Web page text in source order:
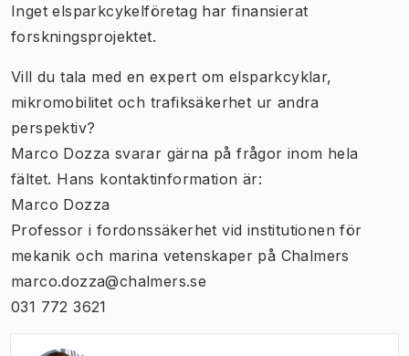
Inget elsparkcykelföretag har finansierat
forskningsprojektet.
Vill du tala med en expert om elsparkcyklar,
mikromobilitet och trafiksäkerhet ur andra
perspektiv?
Marco Dozza svarar gärna på frågor inom hela
fältet. Hans kontaktinformation är:
Marco Dozza
Professor i fordonssäkerhet vid institutionen för
mekanik och marina vetenskaper på Chalmers
marco.dozza@chalmers.se
031 772 3621